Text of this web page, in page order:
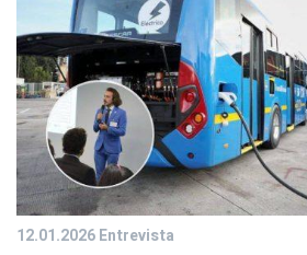
12.01.2026Entrevista